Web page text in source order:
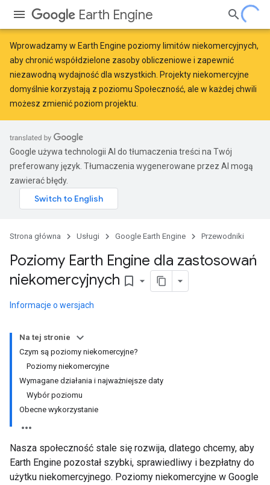
Earth Engine
Wprowadzamy w Earth Engine poziomy limitów niekomercyjnych,
aby chronić współdzielone zasoby obliczeniowe i zapewnić
niezawodną wydajność dla wszystkich. Projekty niekomercyjne
domyślnie korzystają z poziomu Społeczność, ale w każdej chwili
możesz zmienić poziom projektu.
Google używa technologii AI do tłumaczenia treści na Twój
preferowany język. Tłumaczenia wygenerowane przez AI mogą
zawierać błędy.
Strona główna Usługi Google Earth Engine Przewodniki
Poziomy Earth Engine dla zastosowań
niekomercyjnych bookmark_border
Informacje o wersjach
Na tej stronie
Czym są poziomy niekomercyjne?
Poziomy niekomercyjne
Wymagane działania i najważniejsze daty
Wybór poziomu
Obecne wykorzystanie
Nasza społeczność stale się rozwija, dlatego chcemy, aby
Earth Engine pozostał szybki, sprawiedliwy i bezpłatny do
użytku niekomercyjnego. Poziomy niekomercyjne w Google